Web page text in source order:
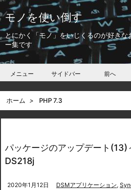
モノを使い倒す
とにかく「モノ」をいじくるのが好き
ー集です
メニュー サイドバー 前へ
ホーム > PHP 7.3
パッケージのアップデート
DS218j
2020年1月12日 DSMアプリケーション,